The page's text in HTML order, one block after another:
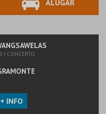
ALUGAR
| CONCERTO
+ INFO